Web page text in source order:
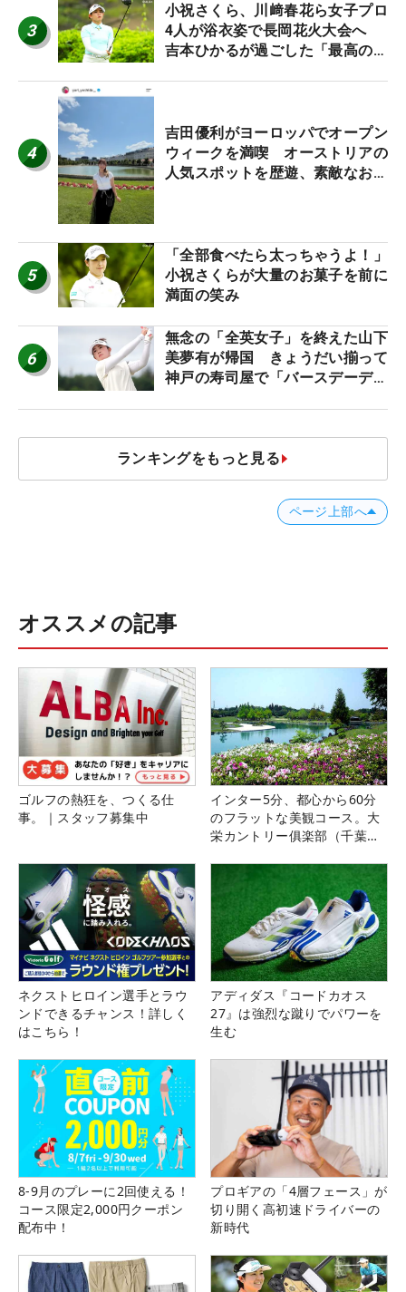
3
小祝さくら、川﨑春花ら女子プロ
4人が浴衣姿で長岡花火大会へ
吉本ひかるが過ごした「最高の夏
4
吉田優利がヨーロッパでオープン
ウィークを満喫 オーストリアの
人気スポットを歴遊、素敵なお土
5
「全部食べたら太っちゃうよ！」
小祝さくらが大量のお菓子を前に
満面の笑み
6
無念の「全英女子」を終えた山下
美夢有が帰国 きょうだい揃って
神戸の寿司屋で「バースデーディ
ランキングをもっと見る
ページ上部へ
オススメの記事
ゴルフの熱狂を、つくる仕
事。｜スタッフ募集中
インター5分、都心から60分
のフラットな美観コース。大
栄カントリー俱楽部（千葉
ネクストヒロイン選手とラウ
ンドできるチャンス！詳しく
はこちら！
アディダス『コードカオス
27』は強烈な蹴りでパワーを
生む
8-9月のプレーに2回使える！
コース限定2,000円クーポン
配布中！
プロギアの「4層フェース」が
切り開く高初速ドライバーの
新時代